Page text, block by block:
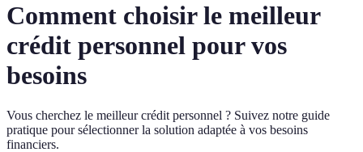
Comment choisir le meilleur
crédit personnel pour vos
besoins
Vous cherchez le meilleur crédit personnel ? Suivez notre guide
pratique pour sélectionner la solution adaptée à vos besoins
financiers.